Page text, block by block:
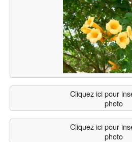
Cliquez ici pour
photo
Cliquez ici pour
photo